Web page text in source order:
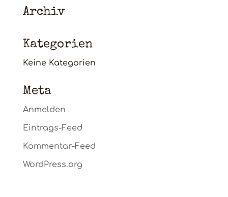
Archiv
Kategorien
Keine Kategorien
Meta
Anmelden
Eintrags-Feed
Kommentar-Feed
WordPress.org